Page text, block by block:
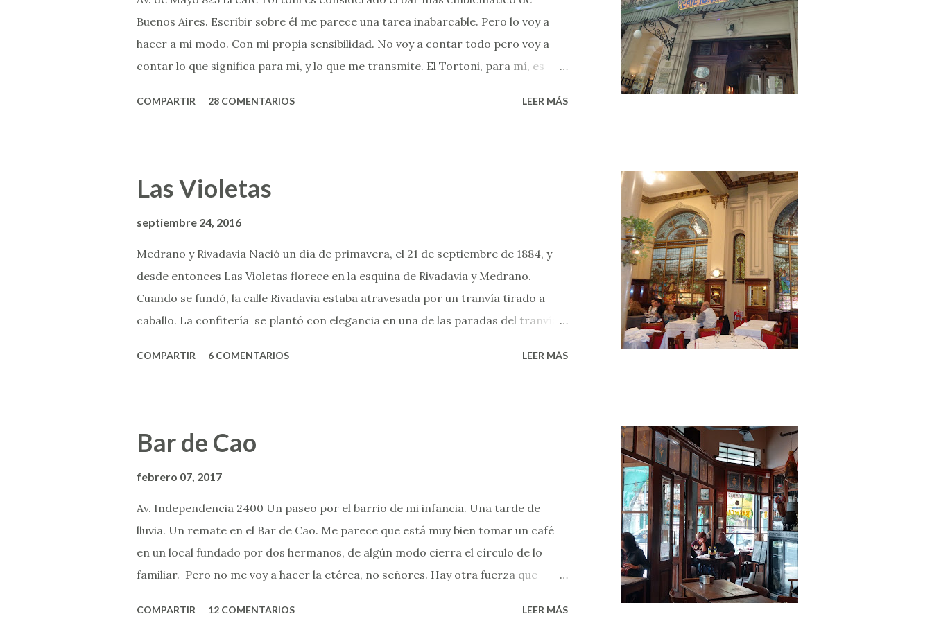
e
n
a
i
Buenos Aires. Escribir sobre él me parece una tarea inabarcable. Pero lo voy a
hacer a mi modo. Con mi propia sensibilidad. No voy a contar todo pero voy a
contar lo que significa para mí, y lo que me transmite. El Tortoni, para mí, es
llevó con él a probar la famosa leche. Y muchos años más para que yo, ya adulta,
descubriese el placer de sentarme en la mesa de un bar a tomar un café. Esta
vez vuelvo al gran Tortoni para escribir la crónica. Y lo hago una tarde en la que
COMPARTIR 28 COMENTARIOS LEER MÁS
Las Violetas
septiembre 24, 2016
Medrano y Rivadavia Nació un día de primavera, el 21 de septiembre de 1884, y
desde entonces Las Violetas florece en la esquina de Rivadavia y Medrano.
Cuando se fundó, la calle Rivadavia estaba atravesada por un tranvía tirado a
caballo. La confitería se plantó con elegancia en una de las paradas del tranvía,
una caja de bombones. Es habitar una caja de música. Hay que estar muy
despierto, para no perderse detalle. Primero el pequeño mundo de tu mesa: la
silla de tapizado bordó, la tapa de mármol de carrara, la masita de crema que
COMPARTIR 6 COMENTARIOS LEER MÁS
Bar de Cao
febrero 07, 2017
Av. Independencia 2400 Un paseo por el barrio de mi infancia. Una tarde de
lluvia. Un remate en el Bar de Cao. Me parece que está muy bien tomar un café
en un local fundado por dos hermanos, de algún modo cierra el círculo de lo
familiar. Pero no me voy a hacer la etérea, no señores. Hay otra fuerza que
COMPARTIR 12 COMENTARIOS LEER MÁS